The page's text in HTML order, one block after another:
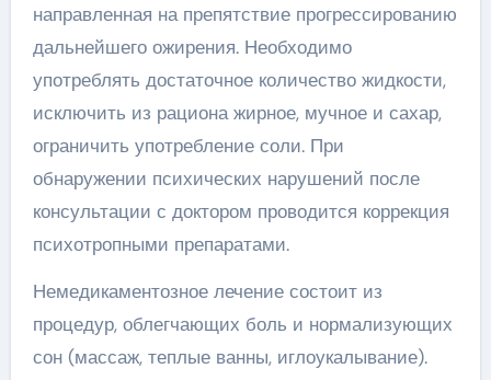
направленная на препятствие прогрессированию
дальнейшего ожирения. Необходимо
употреблять достаточное количество жидкости,
исключить из рациона жирное, мучное и сахар,
ограничить употребление соли. При
обнаружении психических нарушений после
консультации с доктором проводится коррекция
психотропными препаратами.
Немедикаментозное лечение состоит из
процедур, облегчающих боль и нормализующих
сон (массаж, теплые ванны, иглоукалывание).